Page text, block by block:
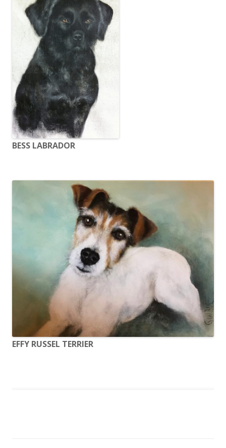
BESS LABRADOR
EFFY RUSSEL TERRIER